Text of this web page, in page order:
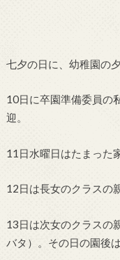
七夕の日に、幼稚園の夕
10日に卒園準備委員の
迎。
11日水曜日はたまった
12日は長女のクラスの
13日は次女のクラスの
バタ）。その日の園後